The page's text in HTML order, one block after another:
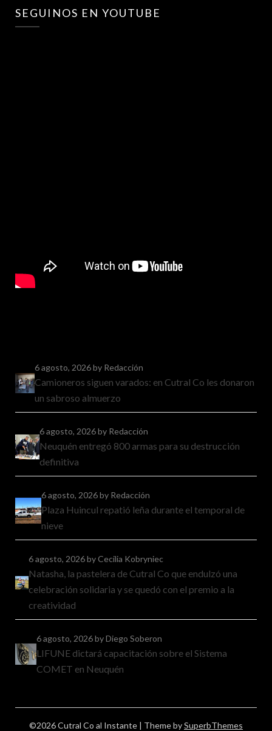
SEGUINOS EN YOUTUBE
6 agosto, 2026by Redacción
Camioneros siguen varados: en Cutral Co les donaron
un sabroso almuerzo
6 agosto, 2026by Redacción
Neuquén entregó 800 armas para su destrucción
definitiva
6 agosto, 2026by Redacción
Plaza Huincul repatió leña durante el temporal de
nieve
6 agosto, 2026by Cecilia Kobryniec
Natasha, la pastelera de Cutral Co que endulzó una
celebración solidaria y se quedó con el premio a la
creatividad
6 agosto, 2026by Diego Soberon
LIFUNE dictará capacitación sobre el Sistema
COMET en Neuquén
©2026 Cutral Co al Instante | Theme bySuperbThemes